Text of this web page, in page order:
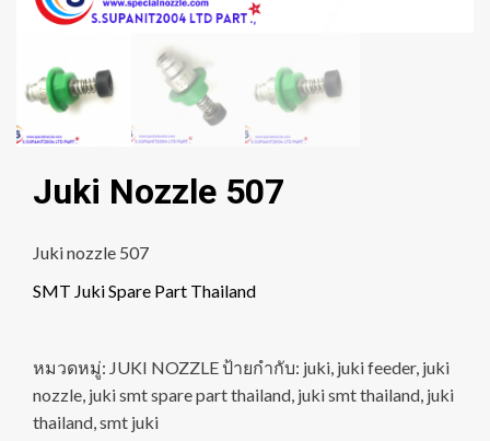
Juki Nozzle 507
Juki nozzle 507
SMT Juki Spare Part Thailand
หมวดหมู่: JUKI NOZZLEป้ายกำกับ: juki, juki feeder, juki
nozzle, juki smt spare part thailand, juki smt thailand, juki
thailand,smt juki